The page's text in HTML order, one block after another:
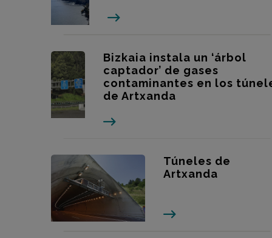
Bizkaia instala un ‘árbol
captador’ de gases
contaminantes en los
de Artxanda
Túneles de
Artxanda